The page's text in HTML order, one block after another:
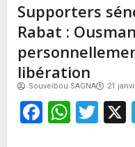
Supporters
Rabat :
libération
Souveibou SAGNA 21